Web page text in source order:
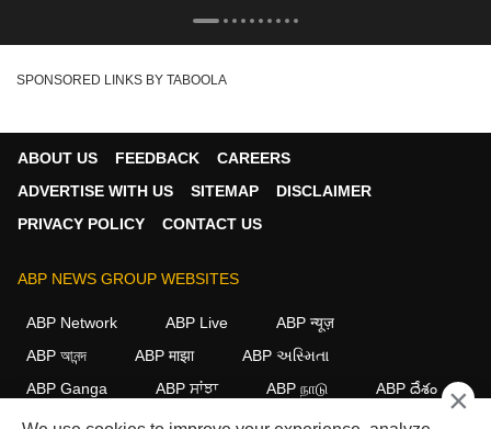
SPONSORED LINKS BY TABOOLA
ABOUT US FEEDBACK
CAREERS
ADVERTISE WITH US
SITEMAP
DISCLAIMER
PRIVACY POLICY
CONTACT US
ABP NEWS GROUP WEBSITES
ABP Network ABP Live
ABP न्यूज़
ABP আনন্দ
ABP माझा
ABP અસ્મિતા
ABP Ganga
ABP ਸਾਂਝਾ ABP நாடு ABP దేశం ×